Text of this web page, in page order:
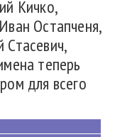
Кичко,
Остапченя,
теперь
для всего